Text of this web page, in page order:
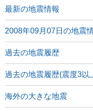
最新の地震情報
2008年09月07日の地震
過去の地震履歴
過去の地震履歴(震度3以
海外の大きな地震